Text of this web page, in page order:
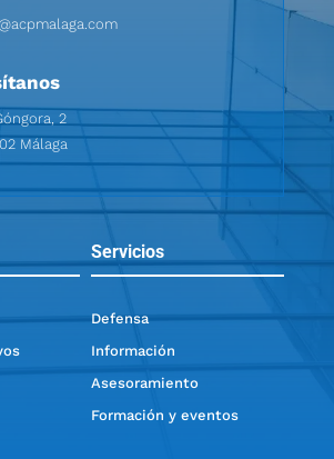
2
Málaga
Servicios
Defensa
Información
Asesoramiento
Formación y eventos